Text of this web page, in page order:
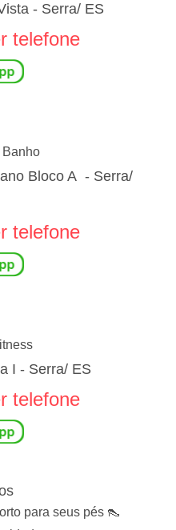
- Serra/ ES
telefone
Banho
Bloco A - Serra/
telefone
I - Serra/ ES
telefone
para seus pés 👠